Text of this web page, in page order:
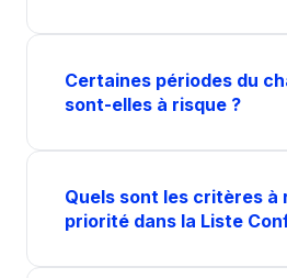
Certaines périodes du
sont-elles à risque ?
Quels sont les critères à
priorité dans la Liste